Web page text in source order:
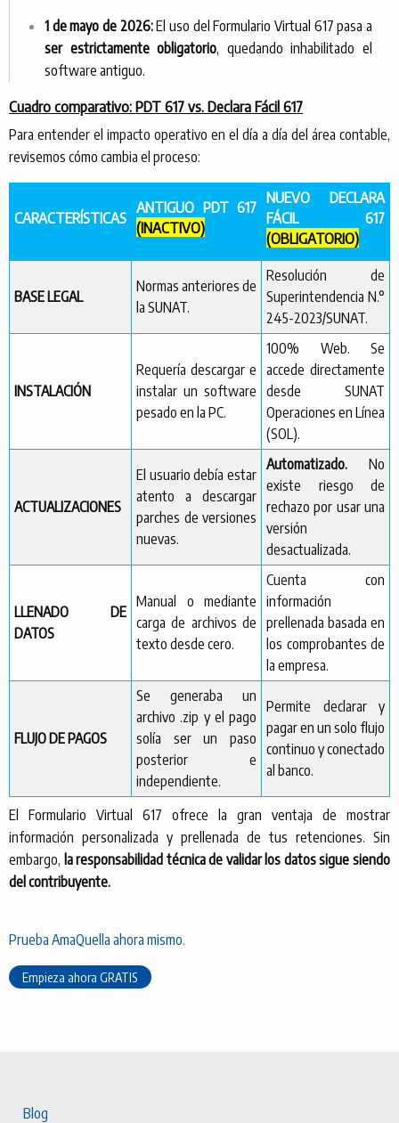
1 de mayo de 2026:El uso del Formulario Virtual 617 pasa a
ser estrictamente obligatorio, quedando inhabilitado el
software antiguo.
Cuadro comparativo: PDT 617 vs. Declara Fácil 617
Para entender el impacto operativo en el día a día del área contable,
revisemos cómo cambia el proceso:
CARACTERÍSTICAS
ANTIGUO PDT 617
(INACTIVO)
NUEVO DECLARA
FÁCIL 617
(OBLIGATORIO)
BASE LEGAL
Normas anteriores de
la SUNAT.
Resolución de
Superintendencia N.°
245-2023/SUNAT.
INSTALACIÓN
Requería descargar e
instalar un software
pesado en la PC.
100% Web. Se
accede directamente
desde SUNAT
Operaciones en Línea
(SOL).
ACTUALIZACIONES
El usuario debía estar
atento a descargar
parches de versiones
nuevas.
Automatizado. No
existe riesgo de
rechazo por usar una
versión
desactualizada.
LLENADO DE
DATOS
Manual o mediante
carga de archivos de
texto desde cero.
Cuenta con
información
prellenada basada en
los comprobantes de
la empresa.
FLUJO DE PAGOS
Se generaba un
archivo .zip y el pago
solía ser un paso
posterior e
independiente.
Permite declarar y
pagar en un solo flujo
continuo y conectado
al banco.
El Formulario Virtual 617 ofrece la gran ventaja de mostrar
información personalizada y prellenada de tus retenciones. Sin
embargo, la responsabilidad técnica de validar los datos sigue siendo
del contribuyente.
Prueba AmaQuella ahora mismo.
Empieza ahora GRATIS
Blog